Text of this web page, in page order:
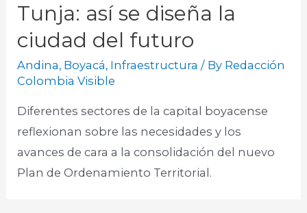
Tunja: así se diseña la
ciudad del futuro
Andina, Boyacá, Infraestructura / By Redacción
Colombia Visible
Diferentes sectores de la capital boyacense
reflexionan sobre las necesidades y los
avances de cara a la consolidación del nuevo
Plan de Ordenamiento Territorial.